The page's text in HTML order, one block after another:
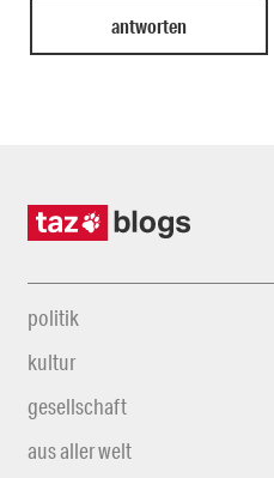
politik
kultur
gesellschaft
aus aller welt